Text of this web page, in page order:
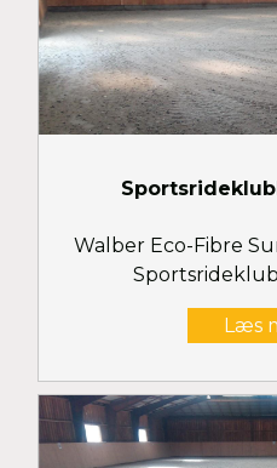
Walber Eco-Fibre
Læs